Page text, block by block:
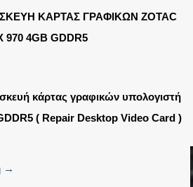
ΚΑΡΤΑΣ ΓΡΑΦΙΚΩΝ ZOTAC
970 4GB GDDR5
κάρτας γραφικών υπολογιστή
( Repair Desktop Video Card )
→